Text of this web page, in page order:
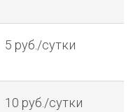
5 руб./сутки
10 руб./сутки